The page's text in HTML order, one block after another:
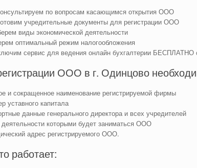
по вопросам касающимся открытия ООО
учредительные документы для регистрации ООО
виды экономической деятельности
оптимальный режим налогообложения
сервис для ведения онлайн бухгалтерии БЕСПЛАТНО
ООО в г. Одинцово
и сокращенное наименование регистрируемой фирмы
уставного капитала
данные генерального директора и всех учредителей
которыми будет заниматься ООО
адрес регистрируемого ООО.
работает: